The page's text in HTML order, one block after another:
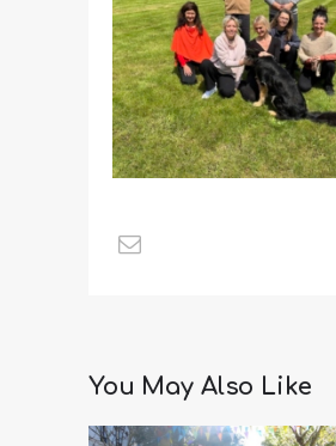
You May Also Like